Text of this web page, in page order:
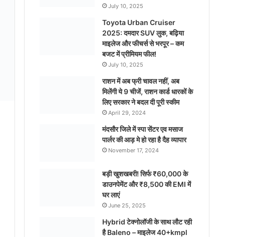
July 10, 2025
Toyota Urban Cruiser
2025: दमदार SUV लुक, बढ़िया
माइलेज और फीचर्स से भरपूर – कम
बजट में प्रीमियम फील!
July 10, 2025
राशन में अब फ्री चावल नहीं, अब
मिलेंगी ये 9 चीजें, राशन कार्ड धारकों के
लिए सरकार ने बदल दी पूरी स्कीम
April 29, 2024
मंदसौर जिले में स्पा सेंटर एव मसाज
पार्लर की आड़ मे हो रहा है दैह व्यापार
November 17, 2024
बड़ी खुशखबरी! सिर्फ ₹60,000 के
डाउनपेमेंट और ₹8,500 की EMI में
घर लाएं
June 25, 2025
Hybrid टेक्नोलॉजी के साथ लौट रही
है Baleno – माइलेज 40+kmpl